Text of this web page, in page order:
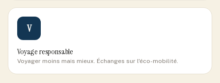
V
Voyage responsable
Voyager moins mais mieux. Échanges sur l'éco-mobilité.